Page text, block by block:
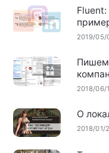
Fluent:
2019/05/
Пишем
2018/06/
О
2018/01/